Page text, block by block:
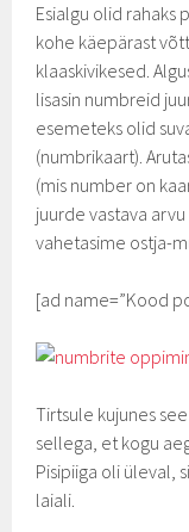
Esialgu olid rahaks
kohe käepärast
klaaskivikesed.
lisasin numbreid
esemeteks olid
(numbrikaart).
(mis number on
juurde vastava
vahetasime ostja-
[ad name=”Kood
Tirtsule kujunes
sellega, et kogu
Pisipiiga oli üleval,
laiali.